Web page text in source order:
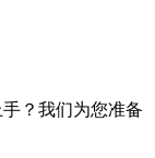
？我们为您准备